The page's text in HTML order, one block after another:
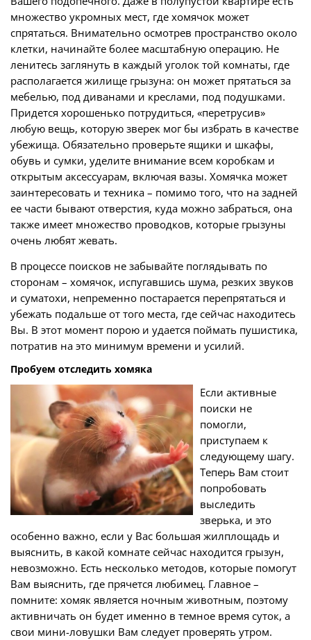
множество укромных мест, где хомячок может
спрятаться. Внимательно осмотрев пространство около
клетки, начинайте более масштабную операцию. Не
ленитесь заглянуть в каждый уголок той комнаты, где
располагается жилище грызуна: он может прятаться за
мебелью, под диванами и креслами, под подушками.
Придется хорошенько потрудиться, «перетрусив»
любую вещь, которую зверек мог бы избрать в качестве
убежища. Обязательно проверьте ящики и шкафы,
обувь и сумки, уделите внимание всем коробкам и
открытым аксессуарам, включая вазы. Хомячка может
заинтересовать и техника – помимо того, что на задней
ее части бывают отверстия, куда можно забраться, она
также имеет множество проводков, которые грызуны
очень любят жевать.
В процессе поисков не забывайте поглядывать по
сторонам – хомячок, испугавшись шума, резких звуков
и суматохи, непременно постарается перепрятаться и
убежать подальше от того места, где сейчас находитесь
Вы. В этот момент порою и удается поймать пушистика,
потратив на это минимум времени и усилий.
Пробуем отследить хомяка
Если активные
поиски не
помогли,
приступаем к
следующему шагу.
Теперь Вам стоит
попробовать
выследить
зверька, и это
особенно важно, если у Вас большая жилплощадь и
выяснить, в какой комнате сейчас находится грызун,
невозможно. Есть несколько методов, которые помогут
Вам выяснить, где прячется любимец. Главное –
помните: хомяк является ночным животным, поэтому
активничать он будет именно в темное время суток, а
свои мини-ловушки Вам следует проверять утром.